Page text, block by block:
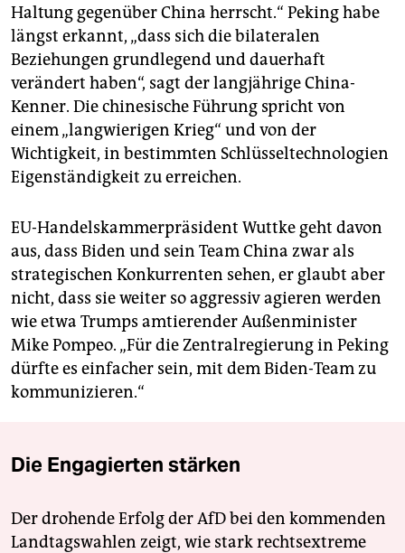
Haltung gegenüber China herrscht.“ Peking habe
längst erkannt, „dass sich die bilateralen
Beziehungen grundlegend und dauerhaft
verändert haben“, sagt der langjährige China-
Kenner. Die chinesische Führung spricht von
einem „langwierigen Krieg“ und von der
Wichtigkeit, in bestimmten Schlüsseltechnologien
Eigenständigkeit zu erreichen.
EU-Handelskammerpräsident Wuttke geht davon
aus, dass Biden und sein Team China zwar als
strategischen Konkurrenten sehen, er glaubt aber
nicht, dass sie weiter so aggressiv agieren werden
wie etwa Trumps amtierender Außenminister
Mike Pompeo. „Für die Zentralregierung in Peking
dürfte es einfacher sein, mit dem Biden-Team zu
kommunizieren.“
Die Engagierten stärken
Der drohende Erfolg der AfD bei den kommenden
Landtagswahlen zeigt, wie stark rechtsextreme